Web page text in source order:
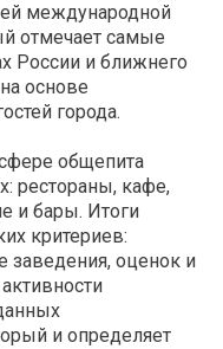
международной
отмечает самые
России и ближнего
основе
города.
общепита
рестораны, кафе,
и бары. Итоги
критериев:
заведения, оценок и
и определяет